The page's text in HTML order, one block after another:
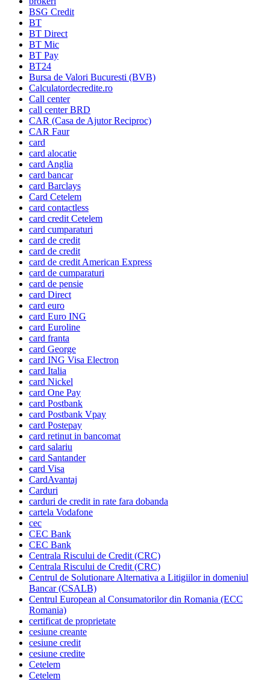
BSG Credit
BT
BT Direct
BT Mic
BT Pay
BT24
Bursa de Valori Bucuresti (BVB)
Calculatordecredite.ro
Call center
call center BRD
CAR (Casa de Ajutor Reciproc)
CAR Faur
card
card alocatie
card Anglia
card bancar
card Barclays
Card Cetelem
card contactless
card credit Cetelem
card cumparaturi
card de credit
card de credit
card de credit American Express
card de cumparaturi
card de pensie
card Direct
card euro
card Euro ING
card Euroline
card franta
card George
card ING Visa Electron
card Italia
card Nickel
card One Pay
card Postbank
card Postbank Vpay
card Postepay
card retinut in bancomat
card salariu
card Santander
card Visa
CardAvantaj
Carduri
carduri de credit in rate fara dobanda
cartela Vodafone
cec
CEC Bank
CEC Bank
Centrala Riscului de Credit (CRC)
Centrala Riscului de Credit (CRC)
Centrul de Solutionare Alternativa a Litigiilor in domeniul
Bancar (CSALB)
Centrul European al Consumatorilor din Romania (ECC
Romania)
certificat de proprietate
cesiune creante
cesiune credit
cesiune credite
Cetelem
Cetelem